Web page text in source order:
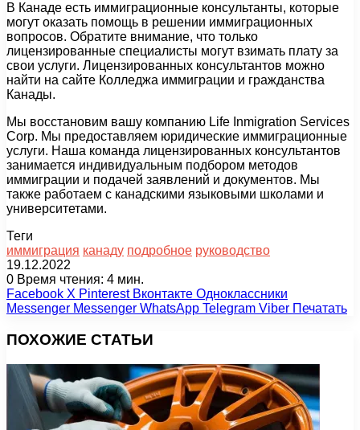
В Канаде есть иммиграционные консультанты, которые
могут оказать помощь в решении иммиграционных
вопросов. Обратите внимание, что только
лицензированные специалисты могут взимать плату за
свои услуги. Лицензированных консультантов можно
найти на сайте Колледжа иммиграции и гражданства
Канады.
Мы восстановим вашу компанию Life Inmigration Services
Corp. Мы предоставляем юридические иммиграционные
услуги. Наша команда лицензированных консультантов
занимается индивидуальным подбором методов
иммиграции и подачей заявлений и документов. Мы
также работаем с канадскими языковыми школами и
университетами.
Теги
иммиграция канаду подробное руководство
19.12.2022
0 Время чтения: 4 мин.
Facebook X Pinterest Вконтакте Одноклассники
Messenger Messenger WhatsApp Telegram Viber Печатать
ПОХОЖИЕ СТАТЬИ